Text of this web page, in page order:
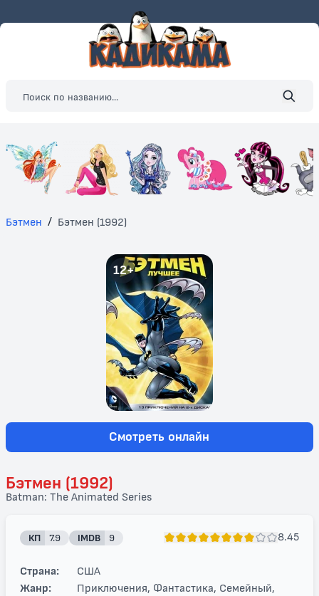
Бэтмен / Бэтмен (1992)
12+
Смотреть онлайн
Бэтмен (1992)
Batman: The Animated Series
КП 7.9 IMDB 9 8.45
Страна:
США
Жанр:
Приключения, Фантастика, Семейный,